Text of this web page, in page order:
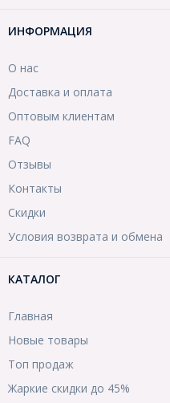
ИНФОРМАЦИЯ
О нас
Доставка и оплата
Оптовым клиентам
FAQ
Отзывы
Контакты
Скидки
Условия возврата и обмена
КАТАЛОГ
Главная
Новые товары
Топ продаж
Жаркие скидки до 45%